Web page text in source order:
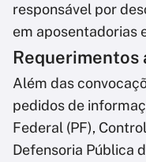
responsável por
em aposentadorias
Requerimentos
Além das
pedidos de
Federal (PF),
Defensoria Pública